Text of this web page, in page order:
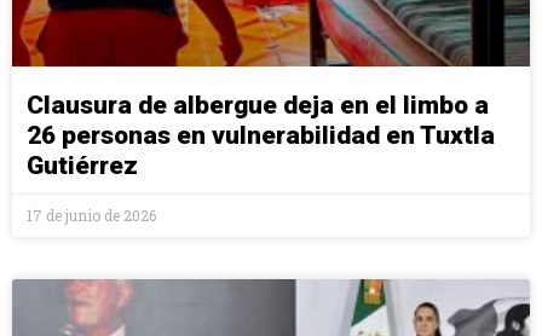
Clausura de albergue deja en el limbo a
26 personas en vulnerabilidad en Tuxtla
Gutiérrez
17 de junio de 2026